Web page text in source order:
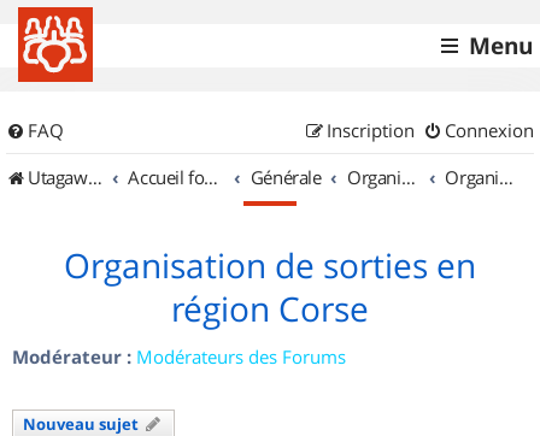
Menu
FAQ Connexion
Inscription
UtagawaVTT (Randos VTT et VTTAE avec traces GPS)
Accueil forum Générale Organisation de sorties & Recherche de partenaires Organisation de sorties en région Corse
Organisation de sorties en
région Corse
Modérateur : Modérateurs des Forums
Nouveau sujet